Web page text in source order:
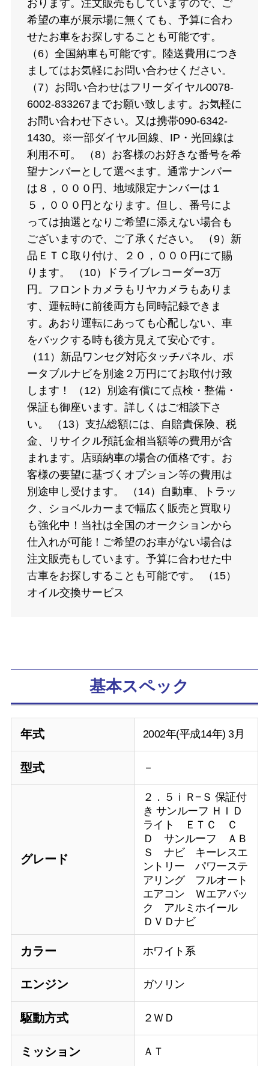
おります。注文販売もしていますので、ご
希望の車が展示場に無くても、予算に合わ
せたお車をお探しすることも可能です。
（6）全国納車も可能です。陸送費用につき
ましてはお気軽にお問い合わせください。
（7）お問い合わせはフリーダイヤル0078-
6002-833267までお願い致します。お気軽に
お問い合わせ下さい。又は携帯090-6342-
1430。※一部ダイヤル回線、IP・光回線は
利用不可。 （8）お客様のお好きな番号を希
望ナンバーとして選べます。通常ナンバー
は８，０００円、地域限定ナンバーは１
５，０００円となります。但し、番号によ
っては抽選となりご希望に添えない場合も
ございますので、ご了承ください。 （9）新
品ＥＴＣ取り付け、２０，０００円にて賜
ります。 （10）ドライブレコーダー3万
円。フロントカメラもリヤカメラもありま
す、運転時に前後両方も同時記録できま
す。あおり運転にあっても心配しない、車
をバックする時も後方見えて安心です。
（11）新品ワンセグ対応タッチパネル、ポ
ータブルナビを別途２万円にてお取付け致
します！ （12）別途有償にて点検・整備・
保証も御座います。詳しくはご相談下さ
い。 （13）支払総額には、自賠責保険、税
金、リサイクル預託金相当額等の費用が含
まれます。店頭納車の場合の価格です。お
客様の要望に基づくオプション等の費用は
別途申し受けます。 （14）自動車、トラッ
ク、ショベルカーまで幅広く販売と買取り
も強化中！当社は全国のオークションから
仕入れが可能！ご希望のお車がない場合は
注文販売もしています。予算に合わせた中
古車をお探しすることも可能です。 （15）
オイル交換サービス
基本スペック
年式 2002年(平成14年) 3月
型式 －
グレード
２．５ｉＲ−Ｓ 保証付
き サンルーフ ＨＩＤ
ライト ＥＴＣ Ｃ
Ｄ サンルーフ ＡＢ
Ｓ ナビ キーレスエ
ントリー パワーステ
アリング フルオート
エアコン Ｗエアバッ
ク アルミホイール
ＤＶＤナビ
カラー ホワイト系
エンジン ガソリン
駆動方式 ２ＷＤ
ミッション ＡＴ